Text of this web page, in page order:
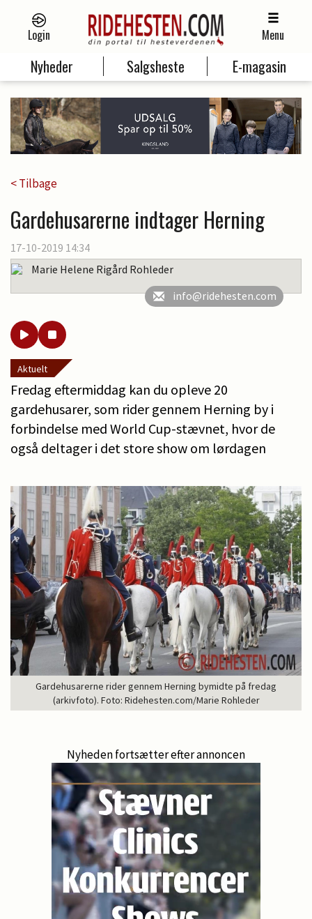
Login Menu
Nyheder Salgsheste E-magasin
< Tilbage
Gardehusarerne indtager Herning
17-10-2019 14:34
Marie Helene Rigård Rohleder
info@ridehesten.com
Aktuelt
Fredag eftermiddag kan du opleve 20
gardehusarer, som rider gennem Herning by i
forbindelse med World Cup-stævnet, hvor de
også deltager i det store show om lørdagen
Gardehusarerne rider gennem Herning bymidte på fredag
(arkivfoto). Foto: Ridehesten.com/Marie Rohleder
Nyheden fortsætter efter annoncen